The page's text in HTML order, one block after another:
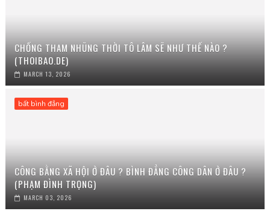
CHỐNG THAM NHŨNG THỜI TÔ LÂM SẼ NHƯ THẾ NÀO ?
(THOIBAO.DE)
MARCH 13, 2026
bất bình đẳng
CÔNG BẰNG XÃ HỘI Ở ĐÂU ? BÌNH ĐẲNG CÔNG DÂN Ở ĐÂU ?
(PHẠM ĐÌNH TRỌNG)
MARCH 03, 2026